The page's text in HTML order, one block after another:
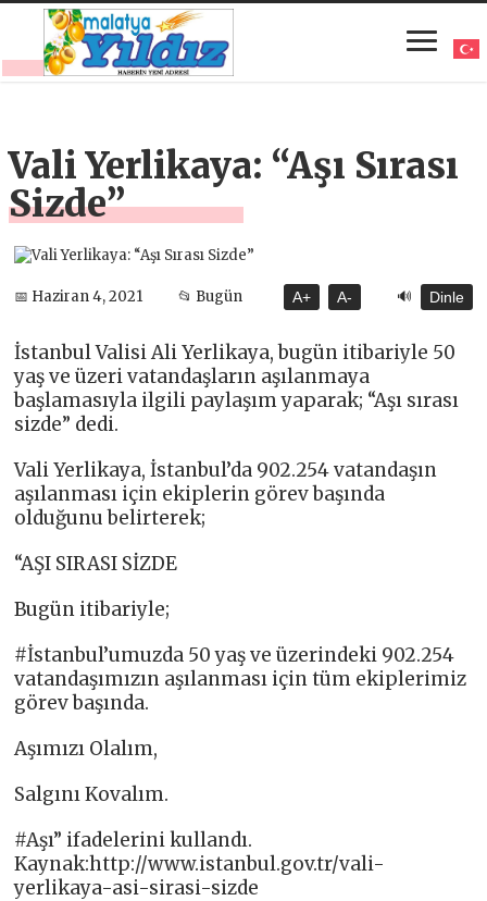
Vali Yerlikaya: “Aşı Sırası
Sizde”
📅 Haziran 4, 2021 📂 Bugün A+ A- 🔊 Dinle
İstanbul Valisi Ali Yerlikaya, bugün itibariyle 50
yaş ve üzeri vatandaşların aşılanmaya
başlamasıyla ilgili paylaşım yaparak; “Aşı sırası
sizde” dedi.
Vali Yerlikaya, İstanbul’da 902.254 vatandaşın
aşılanması için ekiplerin görev başında
olduğunu belirterek;
“AŞI SIRASI SİZDE
Bugün itibariyle;
#İstanbul’umuzda 50 yaş ve üzerindeki 902.254
vatandaşımızın aşılanması için tüm ekiplerimiz
görev başında.
Aşımızı Olalım,
Salgını Kovalım.
#Aşı” ifadelerini kullandı.
Kaynak:http://www.istanbul.gov.tr/vali-
yerlikaya-asi-sirasi-sizde